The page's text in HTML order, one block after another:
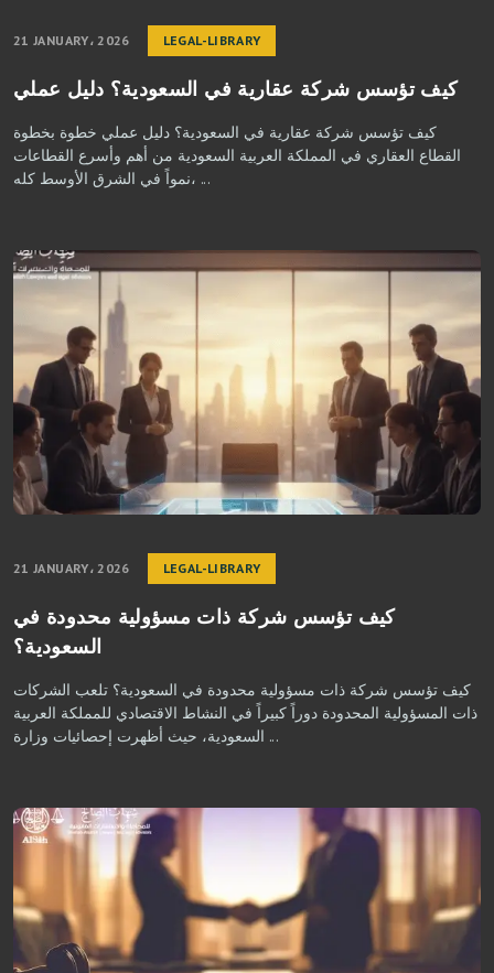
21 JANUARY، 2026 LEGAL-LIBRARY
كيف تؤسس شركة عقارية في السعودية؟ دليل عملي
كيف تؤسس شركة عقارية في السعودية؟ دليل عملي خطوة بخطوة
القطاع العقاري في المملكة العربية السعودية من أهم وأسرع القطاعات
نمواً في الشرق الأوسط كله، ...
21 JANUARY، 2026 LEGAL-LIBRARY
كيف تؤسس شركة ذات مسؤولية محدودة في
السعودية؟
كيف تؤسس شركة ذات مسؤولية محدودة في السعودية؟ تلعب الشركات
ذات المسؤولية المحدودة دوراً كبيراً في النشاط الاقتصادي للمملكة العربية
السعودية، حيث أظهرت إحصائيات وزارة ...